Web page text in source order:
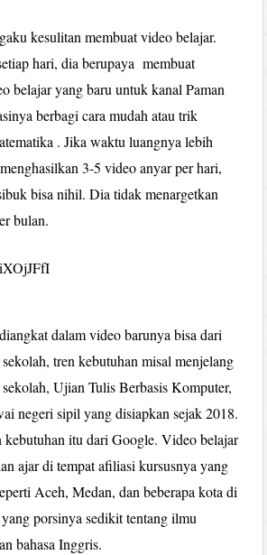
kesulitan membuat video belajar.
hari, dia berupaya membuat
belajar yang baru untuk kanal Paman
berbagi cara mudah atau trik
. Jika waktu luangnya lebih
3-5 video anyar per hari,
bisa nihil. Dia tidak menargetkan
bulan.
dalam video barunya bisa dari
tren kebutuhan misal menjelang
Ujian Tulis Berbasis Komputer,
negeri sipil yang disiapkan sejak 2018.
itu dari Google. Video belajar
ajar di tempat afiliasi kursusnya yang
Aceh, Medan, dan beberapa kota di
porsinya sedikit tentang ilmu
bahasa Inggris.